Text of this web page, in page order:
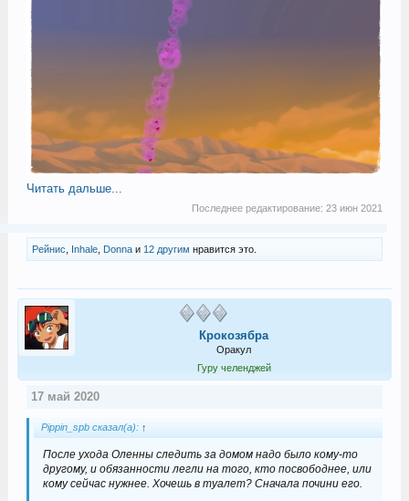
Читать дальше...
Последнее редактирование:23 июн 2021
Рейнис Inhale, Donnaи 12 другим нравится это.
Крокозябра
Оракул
Гуру челенджей
17 май 2020
Pippin_spb сказал(а): ↑
После ухода Оленны следить за домом надо было кому-то
другому, и обязанности легли на того, кто посвободнее, или
кому сейчас нужнее. Хочешь в туалет? Сначала почини его.